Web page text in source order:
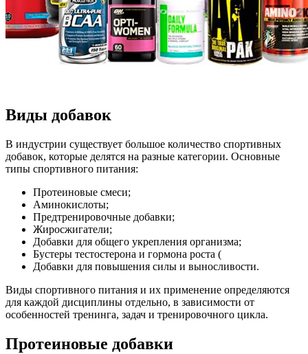
Виды добавок
В индустрии существует большое количество спортивных
добавок, которые делятся на разные категории. Основные
типы спортивного питания:
Протеиновые смеси;
Аминокислоты;
Предтренировочные добавки;
Жиросжигатели;
Добавки для общего укрепления организма;
Бустеры тестостерона и гормона роста (
Добавки для повышения силы и выносливости.
Виды спортивного питания и их применение определяются
для каждой дисциплины отдельно, в зависимости от
особенностей тренинга, задач и тренировочного цикла.
Протеиновые добавки